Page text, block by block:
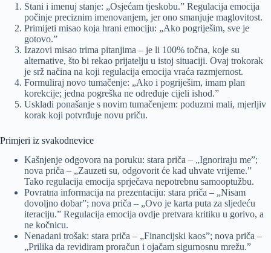
Stani i imenuj stanje: „Osjećam tjeskobu.” Regulacija emocija
počinje preciznim imenovanjem, jer ono smanjuje maglovitost.
Primijeti misao koja hrani emociju: „Ako pogriješim, sve je
gotovo.”
Izazovi misao trima pitanjima – je li 100% točna, koje su
alternative, što bi rekao prijatelju u istoj situaciji. Ovaj trokorak
je srž načina na koji regulacija emocija vraća razmjernost.
Formuliraj novo tumačenje: „Ako i pogriješim, imam plan
korekcije; jedna pogreška ne određuje cijeli ishod.”
Uskladi ponašanje s novim tumačenjem: poduzmi mali, mjerljiv
korak koji potvrđuje novu priču.
Primjeri iz svakodnevice
Kašnjenje odgovora na poruku: stara priča – „Ignoriraju me”;
nova priča – „Zauzeti su, odgovorit će kad uhvate vrijeme.”
Tako regulacija emocija sprječava nepotrebnu samooptužbu.
Povratna informacija na prezentaciju: stara priča – „Nisam
dovoljno dobar”; nova priča – „Ovo je karta puta za sljedeću
iteraciju.” Regulacija emocija ovdje pretvara kritiku u gorivo, a
ne kočnicu.
Nenadani trošak: stara priča – „Financijski kaos”; nova priča –
„Prilika da revidiram proračun i ojačam sigurnosnu mrežu.”